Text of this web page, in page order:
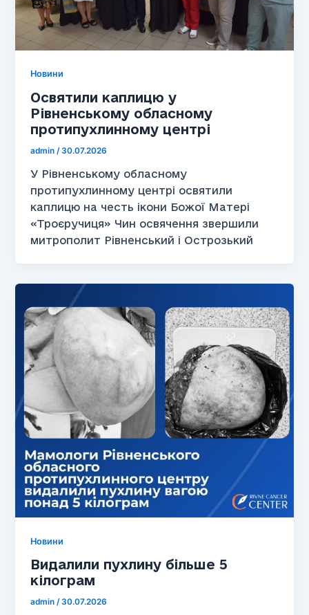
Новини
Освятили каплицю у
Рівненському обласному
протипухлинному центрі
admin/30.07.2026
У Рівненському обласному
протипухлинному центрі освятили
каплицю на честь ікони Божої Матері
«Троєручиця» Чин освячення звершили
митрополит Рівненський і Острозький
Новини
Видалили пухлину більше 5
кілограм
admin/30.07.2026